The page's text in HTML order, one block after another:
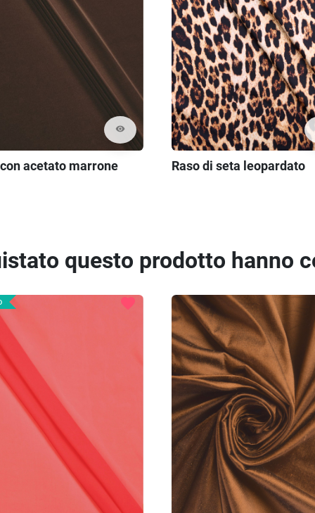
visibility
acetato marrone Raso di seta leopardato
questo prodotto hanno
favorite